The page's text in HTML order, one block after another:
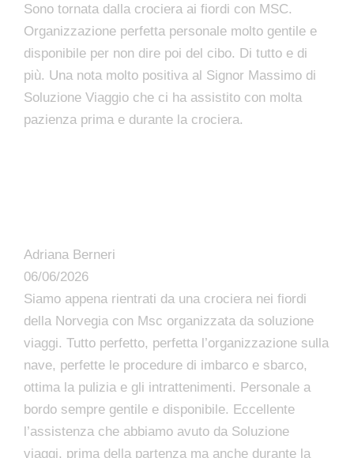
Sono tornata dalla crociera ai fiordi con MSC.
Organizzazione perfetta personale molto gentile e
disponibile per non dire poi del cibo. Di tutto e di
più. Una nota molto positiva al Signor Massimo di
Soluzione Viaggio che ci ha assistito con molta
pazienza prima e durante la crociera.
Adriana Berneri
06/06/2026
Siamo appena rientrati da una crociera nei fiordi
della Norvegia con Msc organizzata da soluzione
viaggi. Tutto perfetto, perfetta l’organizzazione sulla
nave, perfette le procedure di imbarco e sbarco,
ottima la pulizia e gli intrattenimenti. Personale a
bordo sempre gentile e disponibile. Eccellente
l’assistenza che abbiamo avuto da Soluzione
viaggi, prima della partenza ma anche durante la